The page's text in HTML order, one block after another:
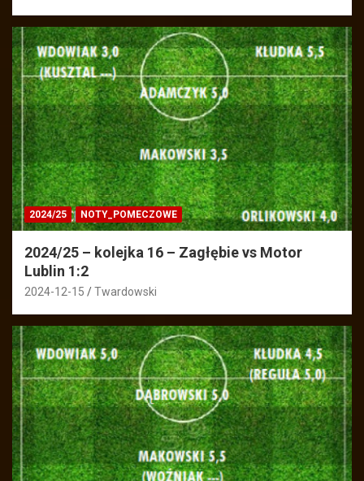
2024/25 NOTY_POMECZOWE
2024/25 – kolejka 16 – Zagłębie vs Motor
Lublin 1:2
2024-12-15 Twardowski